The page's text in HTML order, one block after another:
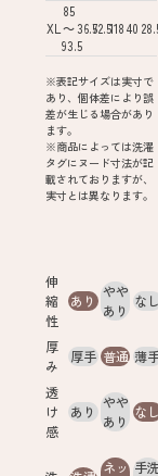
XL
85
～
93.5
36.572.5118 40 28.5
※表記サイズは実寸で
あり、個体差により誤
差が生じる場合があり
ます。
※商品によっては洗濯
タグにヌード寸法が記
載されておりますが、
実寸とは異なります。
伸
縮
性
あり
やや
あり
な
厚
み
厚手 普通 薄
透
け
感
あり
やや
あり
な
ネッ 手